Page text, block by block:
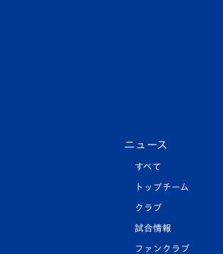
ニュース
すべて
トップチーム
クラブ
試合情報
ファンクラブ